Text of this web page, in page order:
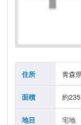
住所 青森
面積 約
地目 宅地